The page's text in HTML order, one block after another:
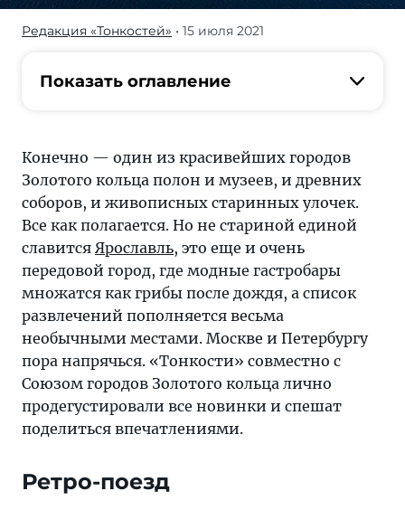
Не
единой
еще
передовой
город,
модные
множатся
грибы
после
а
Редакция «Тонкостей» • 15 июля 2021
Показать оглавление
Конечно — один из красивейших городов
Золотого кольца полон и музеев, и древних
соборов, и живописных старинных улочек.
Все как полагается. Но не стариной единой
славится Ярославль, это еще и очень
передовой город, где модные гастробары
множатся как грибы после дождя, а список
развлечений пополняется весьма
необычными местами. Москве и Петербургу
пора напрячься. «Тонкости» совместно с
Союзом городов Золотого кольца лично
продегустировали все новинки и спешат
поделиться впечатлениями.
Ретро-поезд